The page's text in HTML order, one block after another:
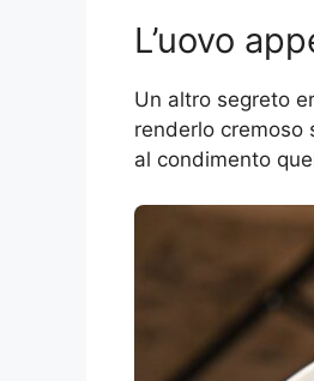
L’uovo
Un altro segreto
renderlo cremoso
al condimento